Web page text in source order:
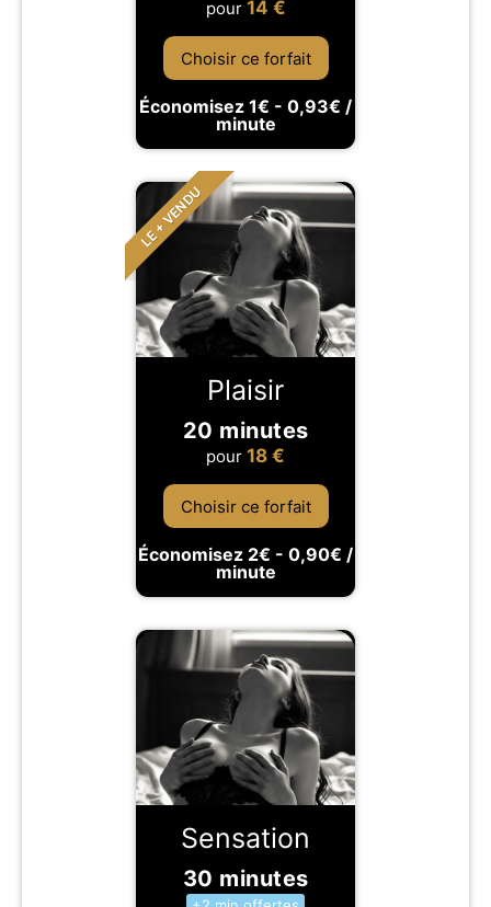
pour 14 €
Choisir ce forfait
Économisez 1€ - 0,93€ /
minute
LE + VENDU
Plaisir
20 minutes
pour 18 €
Choisir ce forfait
Économisez 2€ - 0,90€ /
minute
Sensation
30 minutes